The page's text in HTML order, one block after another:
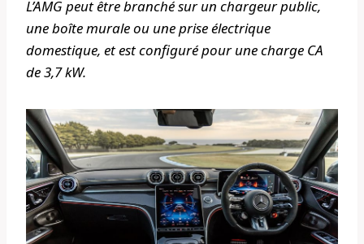
L’AMG peut être branché sur un chargeur public,
une boîte murale ou une prise électrique
domestique, et est configuré pour une charge CA
de 3,7 kW.